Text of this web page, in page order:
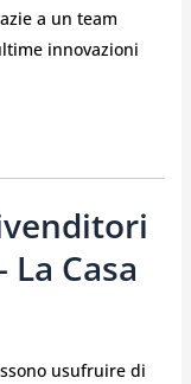
a un team
innovazioni
Casa
usufruire di